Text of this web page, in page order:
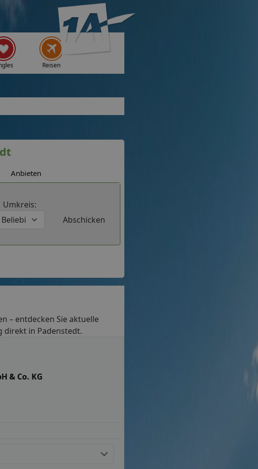
Reisen
Anbieten
Umkreis:
– entdecken Sie aktuelle
direkt in Padenstedt.
& Co. KG